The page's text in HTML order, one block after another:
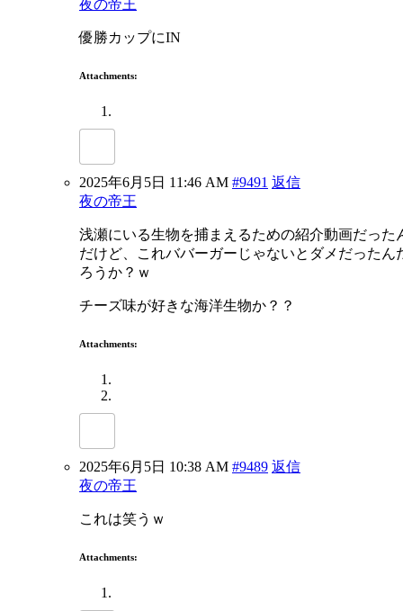
夜の帝王
優勝カップにIN
Attachments:
2025年6月5日 11:46 AM #9491 返信
夜の帝王
浅瀬にいる生物を捕まえるための紹介動画だった
だけど、これババーガーじゃないとダメだったん
ろうか？ｗ
チーズ味が好きな海洋生物か？？
Attachments:
2025年6月5日 10:38 AM #9489 返信
夜の帝王
これは笑うｗ
Attachments: